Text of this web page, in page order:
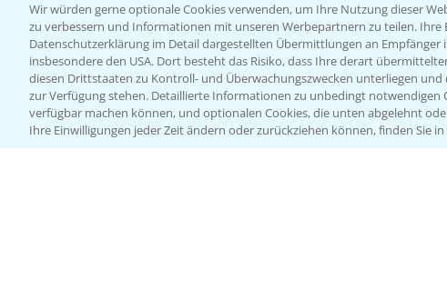
Wir würden gerne optionale Cookies verwenden, um Ihre Nutzung dieser
zu verbessern und Informationen mit unseren Werbepartnern zu teilen. Ihre
Datenschutzerklärung im Detail dargestellten Übermittlungen an
insbesondere den USA. Dort besteht das Risiko, dass Ihre derart
diesen Drittstaaten zu Kontroll- und Überwachungszwecken unterliegen und
zur Verfügung stehen. Detaillierte Informationen zu unbedingt notwendigen
verfügbar machen können, und optionalen Cookies, die unten abgelehnt
Ihre Einwilligungen jeder Zeit ändern oder zurückziehen können, finden Sie